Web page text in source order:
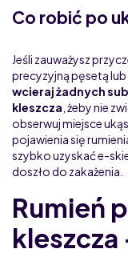
Co robić po
Jeśli zauważysz
precyzyjną pęsetą lub
wcieraj żadnych
kleszcza , żeby nie
obserwuj miejsce
pojawienia się
szybko uzyskać e-
doszło do zakażenia.
Rumień
kleszcza